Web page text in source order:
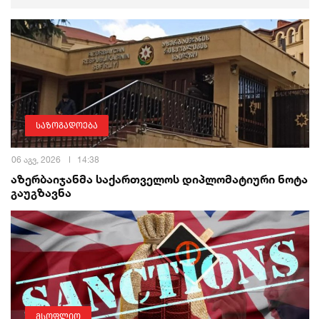
საზოგადოება
06 აგვ, 2026 14:38
აზერბაიჯანმა საქართველოს დიპლომატიური ნოტა
გაუგზავნა